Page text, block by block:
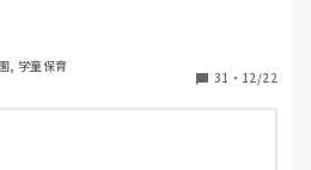
、いざ勤務が始まると一日も土曜
。
で、と制限をかける
ることのできる日を1日だけピッ
, 学童保育
31 ・ 12/22